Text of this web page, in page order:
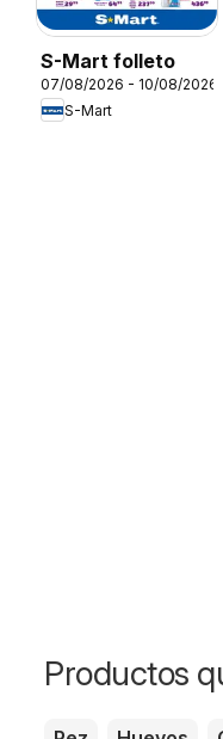
S-Mart folleto
07/08/2026 - 10/08/2026
S-Mart
Productos